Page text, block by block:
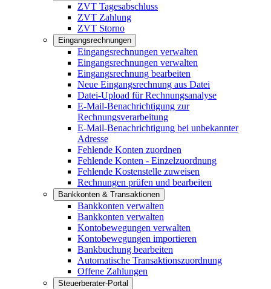
ZVT Tagesabschluss
ZVT Zahlung
ZVT Storno
Eingangsrechnungen
Eingangsrechnungen verwalten
Eingangsrechnungen verwalten
Eingangsrechnung bearbeiten
Neue Eingangsrechnung aus Datei
Datei-Upload für Rechnungsanalyse
E-Mail-Benachrichtigung zur
Rechnungsverarbeitung
E-Mail-Benachrichtigung bei unbekannter
Adresse
Fehlende Konten zuordnen
Fehlende Konten - Einzelzuordnung
Fehlende Kostenstelle zuweisen
Rechnungen prüfen und bearbeiten
Bankkonten & Transaktionen
Bankkonten verwalten
Bankkonten verwalten
Kontobewegungen verwalten
Kontobewegungen importieren
Bankbuchung bearbeiten
Automatische Transaktionszuordnung
Offene Zahlungen
Steuerberater-Portal